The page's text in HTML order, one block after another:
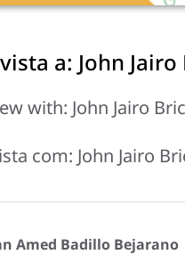
a: John
with: John Jairo
com: John Jairo
Amed Badillo Bejarano